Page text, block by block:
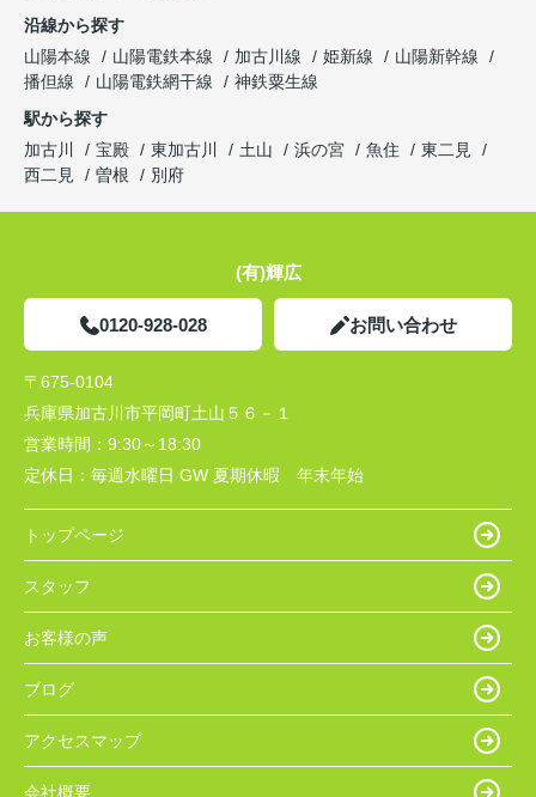
沿線から探す
山陽本線
山陽電鉄本線 加古川線 姫新線
山陽新幹線
播但線
山陽電鉄網干線
神鉄粟生線
駅から探す
加古川
宝殿 東加古川 土山 浜の宮 魚住
東二見
西二見
曽根 別府
(有)輝広
0120-928-028 お問い合わせ
〒675-0104
兵庫県加古川市平岡町土山５６－１
営業時間： 9:30～18:30
定休日： 毎週水曜日 GW 夏期休暇 年末年始
トップページ
スタッフ
お客様の声
ブログ
アクセスマップ
会社概要